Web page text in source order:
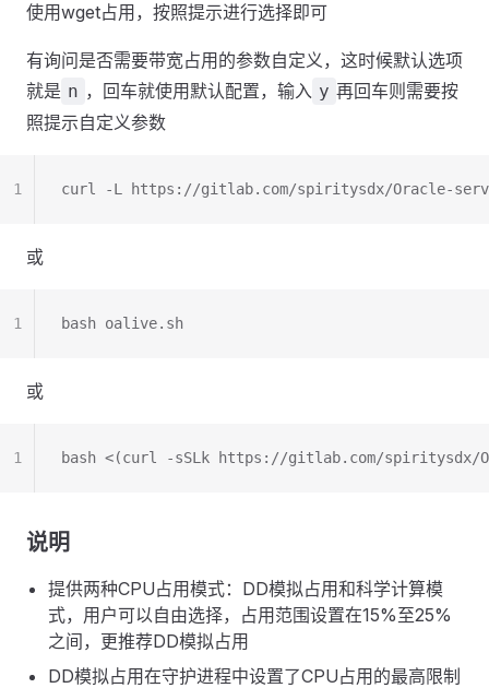
使用wget占用，按照提示进行选择即可
有询问是否需要带宽占用的参数自定义，这时候默认选项
就是 n ，回车就使用默认配置，输入 y 再回车则需要按
照提示自定义参数
curl -L https://gitlab.com/spiritysdx/Oracle-
1
或
bash oalive.sh
1
或
bash <(curl -sSLk https://gitlab.com/spiritysdx/
1
说明
提供两种CPU占用模式：DD模拟占用和科学计算模
式，用户可以自由选择，占用范围设置在15%至25%
之间，更推荐DD模拟占用
DD模拟占用在守护进程中设置了CPU占用的最高限制